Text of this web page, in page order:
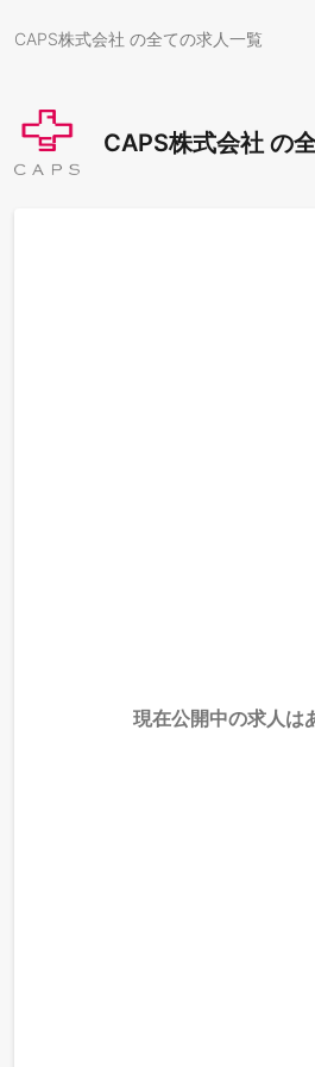
CAPS株式会社 の全ての求人一覧
CAPS株式会社 の
現在公開中の求人は